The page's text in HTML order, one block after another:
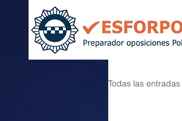
Todas las entradas